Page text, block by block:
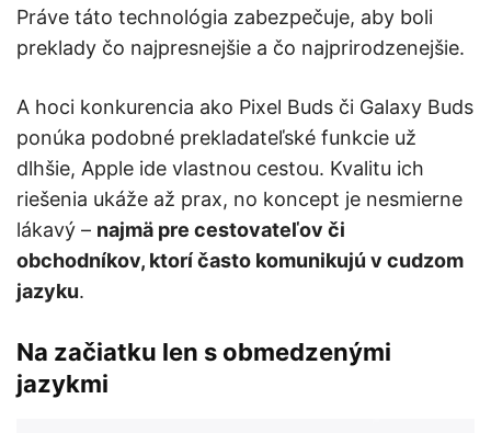
Práve táto technológia zabezpečuje, aby boli
preklady čo najpresnejšie a čo najprirodzenejšie.
A hoci konkurencia ako Pixel Buds či Galaxy Buds
ponúka podobné prekladateľské funkcie už
dlhšie, Apple ide vlastnou cestou. Kvalitu ich
riešenia ukáže až prax, no koncept je nesmierne
lákavý – najmä pre cestovateľov či
obchodníkov, ktorí často komunikujú v cudzom
jazyku.
Na začiatku len s obmedzenými
jazykmi